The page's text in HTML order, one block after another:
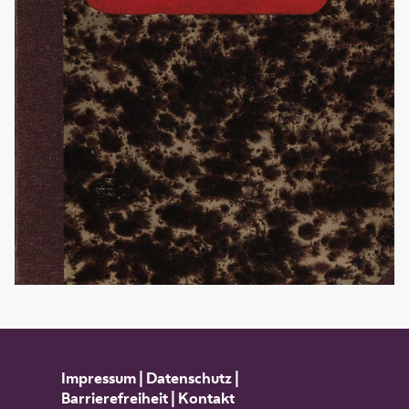
Impressum| Datenschutz|
Barrierefreiheit| Kontakt